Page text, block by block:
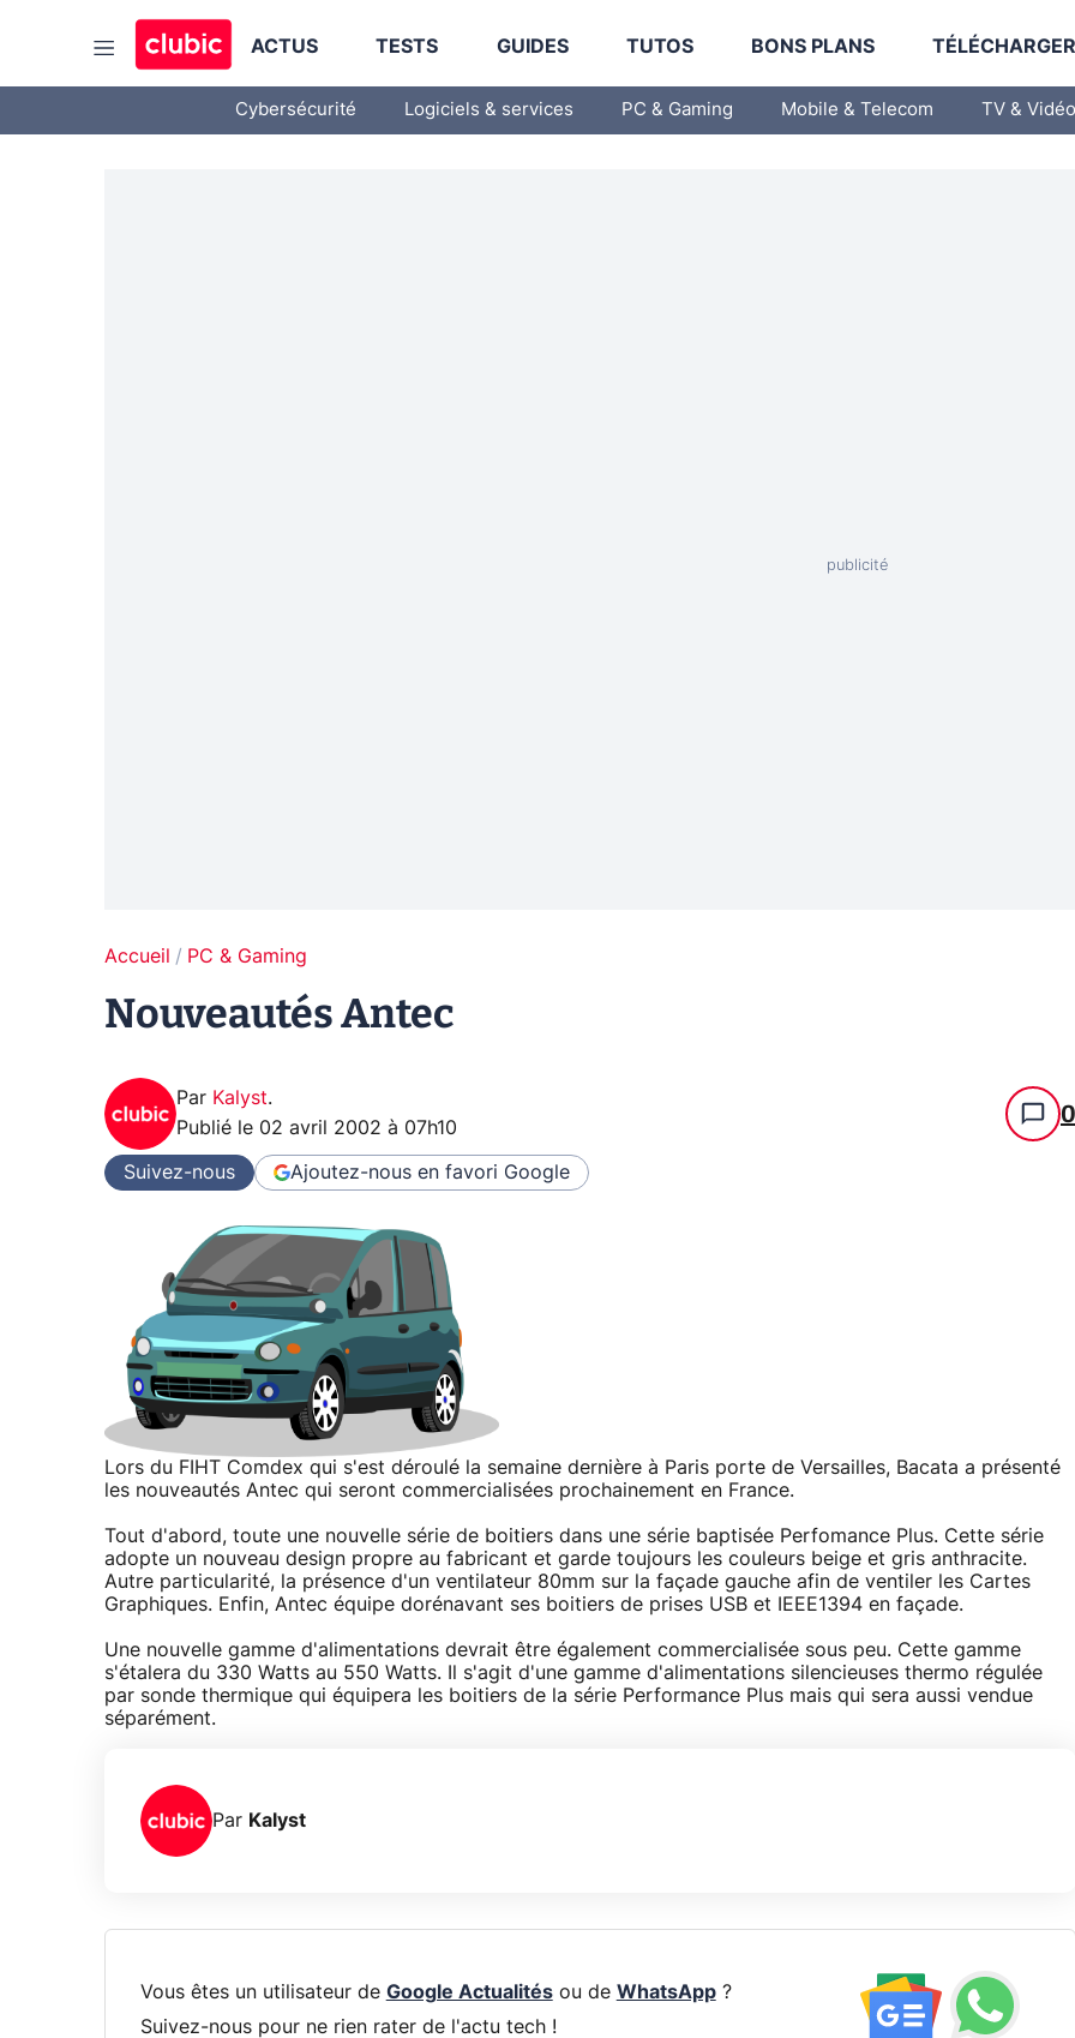
ACTUS TESTS GUIDES TUTOS BONS PLANS
Cybersécurité Logiciels & services PC & Gaming Mobile & Telecom TV & Vidéo
Accueil PC & Gaming
Nouveautés Antec
Par Kalyst.
Publié le 02 avril 2002 à 07h10 0
Suivez-nous Ajoutez-nous en favori Google
Lors du FIHT Comdex qui s'est déroulé la semaine dernière à Paris porte de Versailles, Bacata a présenté
les nouveautés Antec qui seront commercialisées prochainement en France.
Tout d'abord, toute une nouvelle série de boitiers dans une série baptisée Perfomance Plus. Cette série
adopte un nouveau design propre au fabricant et garde toujours les couleurs beige et gris anthracite.
Autre particularité, la présence d'un ventilateur 80mm sur la façade gauche afin de ventiler les Cartes
Graphiques. Enfin, Antec équipe dorénavant ses boitiers de prises USB et IEEE1394 en façade.
Une nouvelle gamme d'alimentations devrait être également commercialisée sous peu. Cette gamme
s'étalera du 330 Watts au 550 Watts. Il s'agit d'une gamme d'alimentations silencieuses thermo régulée
par sonde thermique qui équipera les boitiers de la série Performance Plus mais qui sera aussi vendue
séparément.
Par Kalyst
Vous êtes un utilisateur de Google Actualitésou de WhatsApp?
Suivez-nous pour ne rien rater de l'actu tech !